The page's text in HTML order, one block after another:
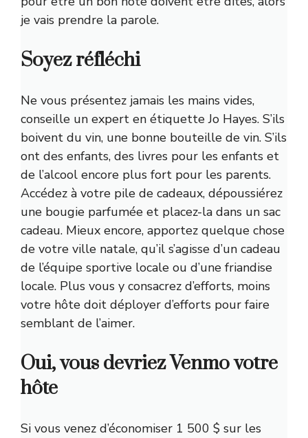
je vais prendre la parole.
Soyez réfléchi
Ne vous présentez jamais les mains vides,
conseille un expert en étiquetteJo Hayes. S’ils
boivent du vin, une bonne bouteille de vin. S’ils
ont des enfants, des livres pour les enfants et
de l’alcool encore plus fort pour les parents.
Accédez à votre pile de cadeaux, dépoussiérez
une bougie parfumée et placez-la dans un sac
cadeau. Mieux encore, apportez quelque chose
de votre ville natale, qu’il s’agisse d’un cadeau
de l’équipe sportive locale ou d’une friandise
locale. Plus vous y consacrez d’efforts, moins
votre hôte doit déployer d’efforts pour faire
semblant de l’aimer.
Oui, vous devriez Venmo votre
hôte
Si vous venez d’économiser 1 500 $ sur les